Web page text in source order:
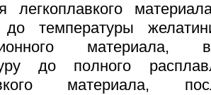
легкоплавкого
до температуры
материала,
до полного
материала,